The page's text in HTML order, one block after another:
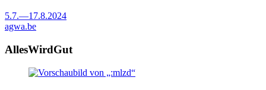
5.7.—17.8.2024
agwa.be
AllesWirdGut